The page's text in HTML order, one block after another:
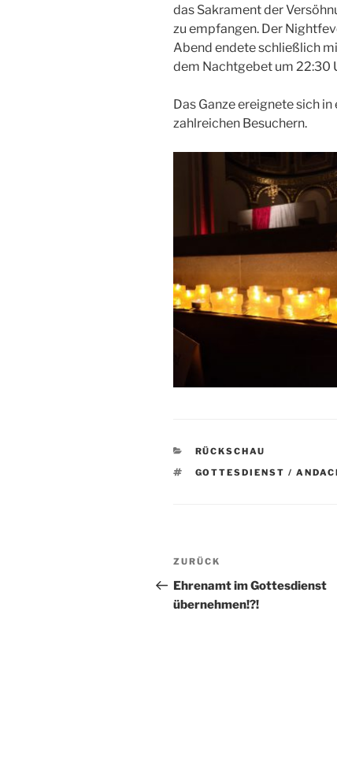
das Sakrament der
zu empfangen. Der
Abend endete schließlich
dem Nachtgebet um 22:30
Das Ganze ereignete sich
zahlreichen Besuchern.
KATEGORIEN
RÜCKSCHAU
SCHLAGWÖRTER
GOTTESDIENST /
Vorheriger
Beitrag
ZURÜCK
Ehrenamt im Gottesdienst
übernehmen!?!